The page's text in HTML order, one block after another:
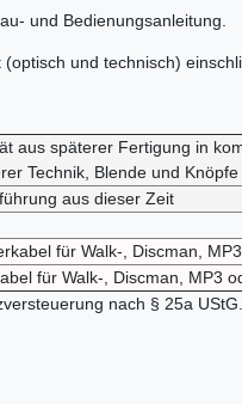
und Bedienungsanleitung.
und technisch)
aus späterer Fertigung in
Technik, Blende und
aus dieser Zeit
für Walk-, Discman,
für Walk-, Discman, MP3
nach § 25a UStG.